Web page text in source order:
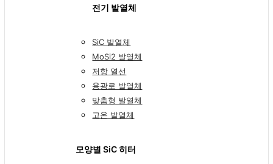
전기 발열체
SiC 발열체
MoSi2 발열체
저항 열선
용광로 발열체
맞춤형 발열체
고온 발열체
모양별 SiC 히터